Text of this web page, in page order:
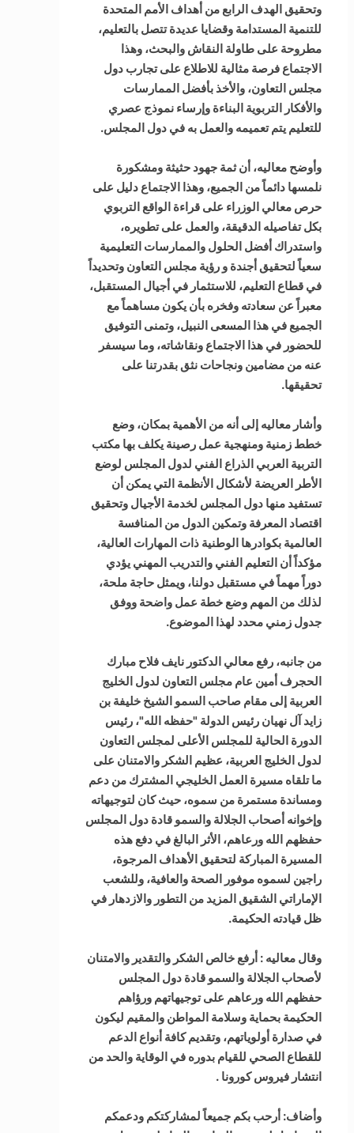
وتحقيق الهدف الرابع من أهداف الأمم المتحدة
للتنمية المستدامة وقضايا عديدة تتصل بالتعليم،
مطروحة على طاولة النقاش والبحث، وهذا
الاجتماع فرصة مثالية للاطلاع على تجارب دول
مجلس التعاون، والأخذ بأفضل الممارسات
والأفكار التربوية البناءة وإرساء نموذج عصري
للتعليم يتم تعميمه والعمل به في دول المجلس.
وأوضح معاليه، أن ثمة جهود حثيثة ومشكورة
نلمسها دائماً من الجميع، وهذا الاجتماع دليل على
حرص معالي الوزراء على قراءة الواقع التربوي
بكل تفاصيله الدقيقة، والعمل على تطويره،
واستدراك أفضل الحلول والممارسات التعليمية
سعياً لتحقيق أجندة و رؤية مجلس التعاون وتحديداً
في قطاع التعليم، للاستثمار في أجيال المستقبل،
معبراً عن سعادته وفخره بأن يكون مساهماً مع
الجميع في هذا المسعى النبيل، وتمنى التوفيق
للحضور في هذا الاجتماع ونقاشاته، وما سيسفر
عنه من مضامين ونجاحات نثق بقدرتنا على
تحقيقها.
وأشار معاليه إلى أنه من الأهمية بمكان، وضع
خطط زمنية ومنهجية عمل رصينة يكلف بها مكتب
التربية العربي الذراع الفني لدول المجلس لوضع
الأطر العريضة لأشكال الأنظمة التي يمكن أن
تستفيد منها دول المجلس لخدمة الأجيال وتحقيق
اقتصاد المعرفة وتمكين الدول من المنافسة
العالمية بكوادرها الوطنية ذات المهارات العالية،
مؤكداً أن التعليم الفني والتدريب المهني يؤدي
دوراً مهماً في مستقبل دولنا، ويمثل حاجة ملحة،
لذلك من المهم وضع خطة عمل واضحة ووفق
جدول زمني محدد لهذا الموضوع.
من جانبه، رفع معالي الدكتور نايف فلاح مبارك
الحجرف أمين عام مجلس التعاون لدول الخليج
العربية إلى مقام صاحب السمو الشيخ خليفة بن
زايد آل نهيان رئيس الدولة "حفظه الله"، رئيس
الدورة الحالية للمجلس الأعلى لمجلس التعاون
لدول الخليج العربية، عظيم الشكر والامتنان على
ما تلقاه مسيرة العمل الخليجي المشترك من دعم
ومساندة مستمرة من سموه، حيث كان لتوجيهاته
وإخوانه أصحاب الجلالة والسمو قادة دول المجلس
حفظهم الله ورعاهم، الأثر البالغ في دفع هذه
المسيرة المباركة لتحقيق الأهداف المرجوة،
راجين لسموه موفور الصحة والعافية، وللشعب
الإماراتي الشقيق المزيد من التطور والازدهار في
ظل قيادته الحكيمة.
وقال معاليه : أرفع خالص الشكر والتقدير والامتنان
لأصحاب الجلالة والسمو قادة دول المجلس
حفظهم الله ورعاهم على توجيهاتهم ورؤاهم
الحكيمة بحماية وسلامة المواطن والمقيم ليكون
في صدارة أولوياتهم، وتقديم كافة أنواع الدعم
للقطاع الصحي للقيام بدوره في الوقاية والحد من
انتشار فيروس كورونا .
وأضاف: أرحب بكم جميعاً لمشاركتكم ودعمكم